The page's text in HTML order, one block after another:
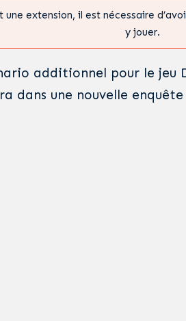
une extension, il est nécessaire
y jouer.
additionnel pour le jeu
dans une nouvelle